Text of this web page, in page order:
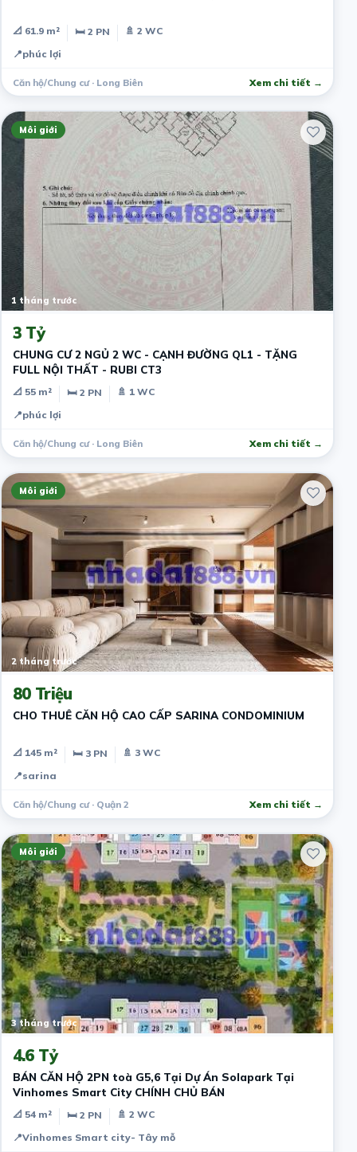
📐 61.9 m² 🛏 2 PN
🚿 2 WC
📍phúc lợi
Căn hộ/Chung cư · Long Biên Xem chi tiết →
Môi giới
1 tháng trước
3 Tỷ
CHUNG CƯ 2 NGỦ 2 WC - CẠNH ĐƯỜNG QL1 - TẶNG
FULL NỘI THẤT - RUBI CT3
📐 55 m² 🛏 2 PN
🚿 1 WC
📍phúc lợi
Căn hộ/Chung cư · Long Biên Xem chi tiết →
Môi giới
2 tháng trước
80 Triệu
CHO THUÊ CĂN HỘ CAO CẤP SARINA CONDOMINIUM
📐 145 m² 🛏 3 PN
🚿 3 WC
📍sarina
Căn hộ/Chung cư · Quận 2 Xem chi tiết →
Môi giới
3 tháng trước
4.6 Tỷ
BÁN CĂN HỘ 2PN toà G5,6 Tại Dự Án Solapark Tại
Vinhomes Smart City CHÍNH CHỦ BÁN
📐 54 m² 🛏 2 PN
🚿 2 WC
📍Vinhomes Smart city- Tây mỗ